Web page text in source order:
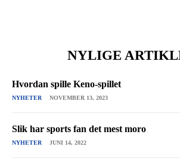
NYLIGE
Hvordan spille Keno-spillet
NYHETER NOVEMBER 13, 2023
Slik har sports fan det mest moro
NYHETER JUNI 14, 2022